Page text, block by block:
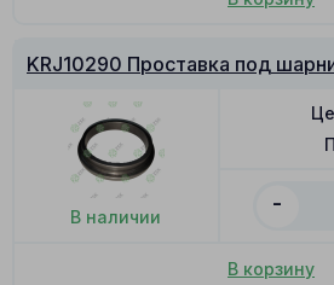
KRJ10290 Проставка под
В наличии
-
В корзину